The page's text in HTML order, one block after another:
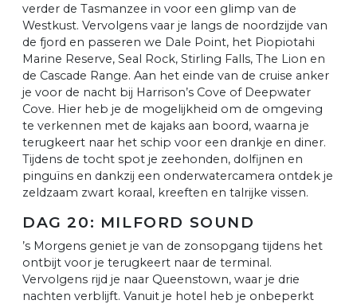
verder de Tasmanzee in voor een glimp van de
Westkust. Vervolgens vaar je langs de noordzijde van
de fjord en passeren we Dale Point, het Piopiotahi
Marine Reserve, Seal Rock, Stirling Falls, The Lion en
de Cascade Range. Aan het einde van de cruise anker
je voor de nacht bij Harrison’s Cove of Deepwater
Cove. Hier heb je de mogelijkheid om de omgeving
te verkennen met de kajaks aan boord, waarna je
terugkeert naar het schip voor een drankje en diner.
Tijdens de tocht spot je zeehonden, dolfijnen en
pinguïns en dankzij een onderwatercamera ontdek je
zeldzaam zwart koraal, kreeften en talrijke vissen.
DAG 20: MILFORD SOUND
’s Morgens geniet je van de zonsopgang tijdens het
ontbijt voor je terugkeert naar de terminal.
Vervolgens rijd je naar Queenstown, waar je drie
nachten verblijft. Vanuit je hotel heb je onbeperkt